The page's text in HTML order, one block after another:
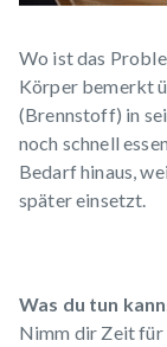
Wo ist das
Körper bemerkt
(Brennstoff) in
noch schnell
Bedarf hinaus,
später einsetzt.
Was du tun
Nimm dir Zeit für